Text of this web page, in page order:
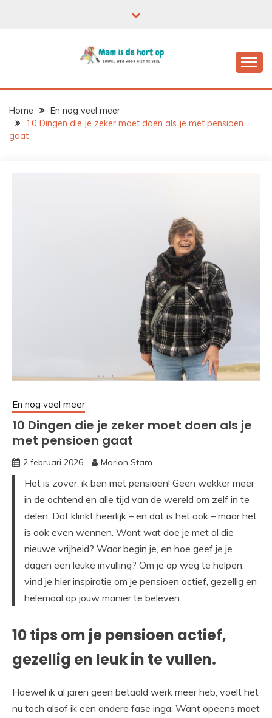
Home
En nog veel meer
10 Dingen die je zeker moet doen als je met pensioen
gaat
En nog veel meer
10 Dingen die je zeker moet doen als je
met pensioen gaat
2 februari 2026 Marion Stam
Het is zover: ik ben met pensioen! Geen wekker meer
in de ochtend en alle tijd van de wereld om zelf in te
delen. Dat klinkt heerlijk – en dat is het ook – maar het
is ook even wennen. Want wat doe je met al die
nieuwe vrijheid? Waar begin je, en hoe geef je je
dagen een leuke invulling? Om je op weg te helpen,
vind je hier inspiratie om je pensioen actief, gezellig en
helemaal op jouw manier te beleven.
10 tips om je pensioen actief,
gezellig en leuk in te vullen.
Hoewel ik al jaren geen betaald werk meer heb, voelt het
nu toch alsof ik een andere fase inga. Want opeens moet